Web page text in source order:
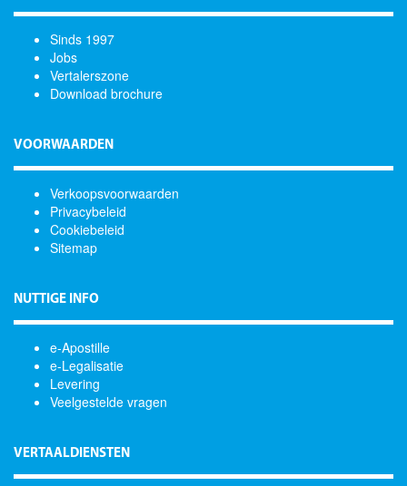
Sinds 1997
Jobs
Vertalerszone
Download brochure
VOORWAARDEN
Verkoopsvoorwaarden
Privacybeleid
Cookiebeleid
Sitemap
NUTTIGE INFO
e-Apostille
e-Legalisatie
Levering
Veelgestelde vragen
VERTAALDIENSTEN